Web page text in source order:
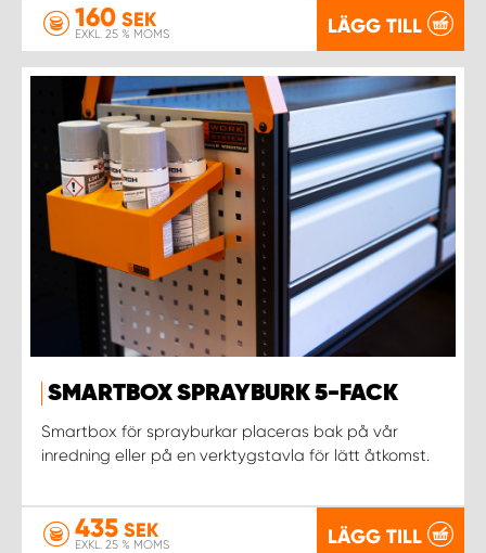
160 SEK
EXKL. 25 % MOMS LÄGG TILL
SMARTBOX SPRAYBURK 5-FACK
Smartbox för sprayburkar placeras bak på vår
inredning eller på en verktygstavla för lätt åtkomst.
435 SEK
EXKL. 25 % MOMS LÄGG TILL